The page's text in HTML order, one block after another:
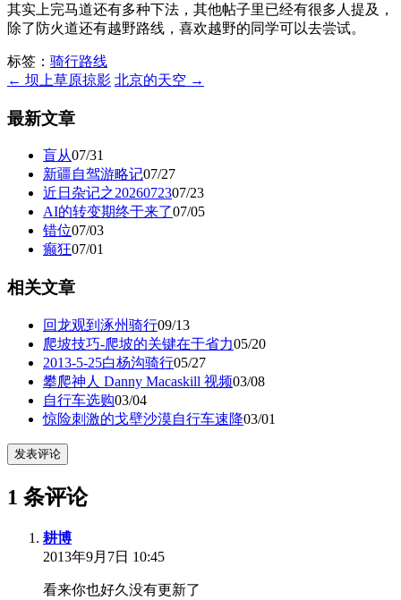
其实上完马道还有多种下法，其他帖子里已经有很多人提及，
除了防火道还有越野路线，喜欢越野的同学可以去尝试。
标签： 骑行路线
← 坝上草原掠影 北京的天空 →
最新文章
盲从07/31
新疆自驾游略记07/27
近日杂记之2026072307/23
AI的转变期终于来了07/05
错位07/03
癫狂07/01
相关文章
回龙观到涿州骑行09/13
爬坡技巧-爬坡的关键在于省力05/20
2013-5-25白杨沟骑行05/27
攀爬神人 Danny Macaskill 视频03/08
自行车选购03/04
惊险刺激的戈壁沙漠自行车速降03/01
发表评论
1 条评论
耕博
2013年9月7日 10:45
看来你也好久没有更新了